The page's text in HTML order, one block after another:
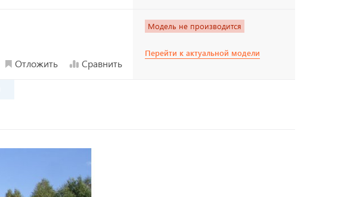
Отложить
Сравнить
Модель не производится
Перейти к актуальной модели